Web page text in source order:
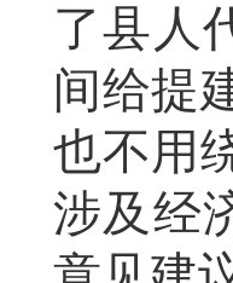
了县人
间给提
也不用
涉及经